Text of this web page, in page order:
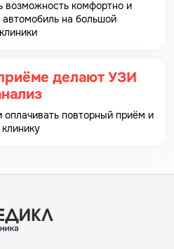
возможность комфортно и
автомобиль на большой
делают УЗИ
повторный приём и